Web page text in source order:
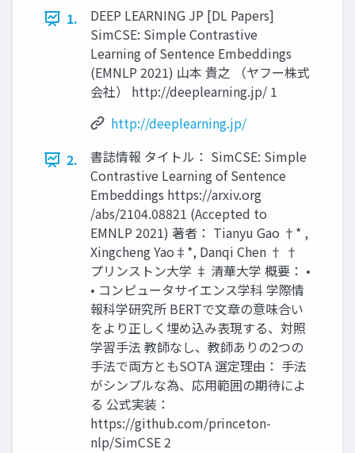
1.
DEEP LEARNING JP [DL Papers]
SimCSE: Simple Contrastive
Learning of Sentence Embeddings
(EMNLP 2021) 山本 貴之 （ヤフー株式
会社） http://deeplearning.jp/ 1
http://deeplearning.jp/
2.
書誌情報 タイトル： SimCSE: Simple
Contrastive Learning of Sentence
Embeddings https://arxiv.org
/abs/2104.08821 (Accepted to
EMNLP 2021) 著者： Tianyu Gao †* ,
Xingcheng Yao‡*, Danqi Chen † †
プリンストン大学 ‡ 清華大学 概要： •
• コンピュータサイエンス学科 学際情
報科学研究所 BERTで文章の意味合い
をより正しく埋め込み表現する、対照
学習手法 教師なし、教師ありの2つの
手法で両方ともSOTA 選定理由： 手法
がシンプルな為、応用範囲の期待によ
る 公式実装：
https://github.com/princeton-
nlp/SimCSE 2